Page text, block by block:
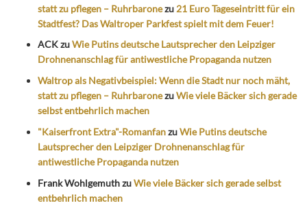
statt zu pflegen – Ruhrbaronezu 21 Euro Tageseintritt für ein
Stadtfest? Das Waltroper Parkfest spielt mit dem Feuer!
ACKzuWie Putins deutsche Lautsprecher den Leipziger
Drohnenanschlag für antiwestliche Propaganda nutzen
Waltrop als Negativbeispiel: Wenn die Stadt nur noch mäht,
statt zu pflegen – RuhrbaronezuWie viele Bäcker sich gerade
selbst entbehrlich machen
"Kaiserfront Extra"-RomanfanzuWie Putins deutsche
Lautsprecher den Leipziger Drohnenanschlag für
antiwestliche Propaganda nutzen
Frank WohlgemuthzuWie viele Bäcker sich gerade selbst
entbehrlich machen